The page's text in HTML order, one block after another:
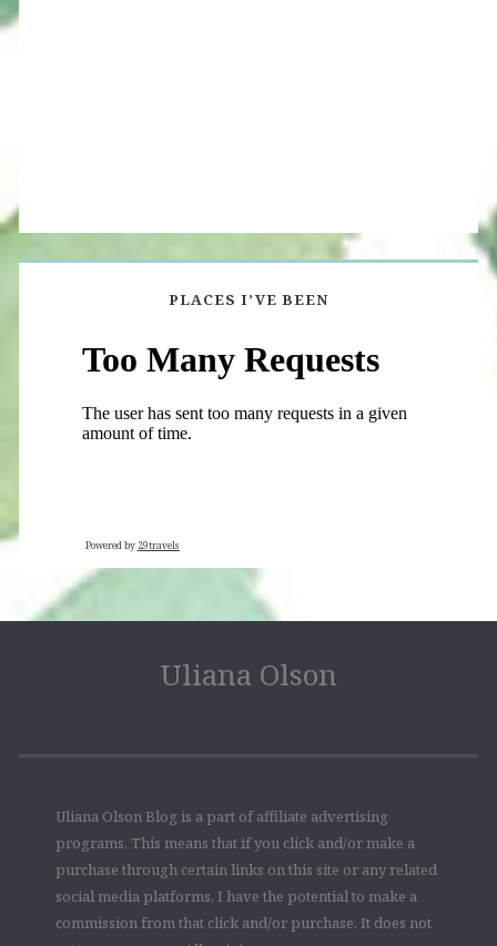
PLACES I’VE BEEN
Powered by 29travels
Uliana Olson
Uliana Olson Blog is a part of affiliate advertising
programs. This means that if you click and/or make a
purchase through certain links on this site or any related
social media platforms, I have the potential to make a
commission from that click and/or purchase. It does not